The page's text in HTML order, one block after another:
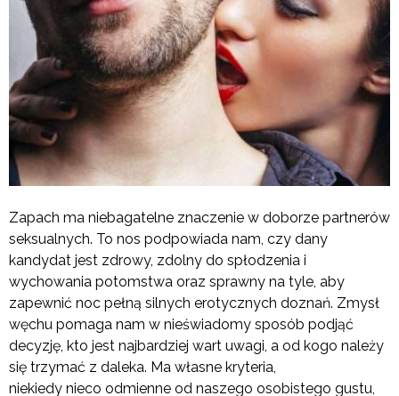
Zapach ma niebagatelne znaczenie w doborze partnerów
seksualnych. To nos podpowiada nam, czy dany
kandydat jest zdrowy, zdolny do spłodzenia i
wychowania potomstwa oraz sprawny na tyle, aby
zapewnić noc pełną silnych erotycznych doznań. Zmysł
węchu pomaga nam w nieświadomy sposób podjąć
decyzję, kto jest najbardziej wart uwagi, a od kogo należy
się trzymać z daleka. Ma własne kryteria,
niekiedy nieco odmienne od naszego osobistego gustu,